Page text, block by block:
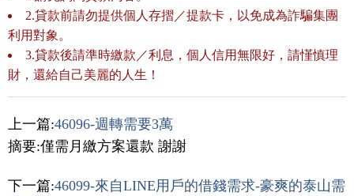
2.貸款前請勿提供個人存摺／提款卡，以免成為詐騙集團
利用對象。
3.貸款後請準時繳款／利息，個人信用無限好，請慬慎理
財，還給自己美麗的人生！
上一篇:46096-週轉需要3萬
摘要:僅需月繳方案還款 謝謝
下一篇:46099-來自LINE用戶的借錢需求-豪爽的泰山需